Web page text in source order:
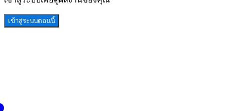
เข้าสู่ระบบตอนนี้